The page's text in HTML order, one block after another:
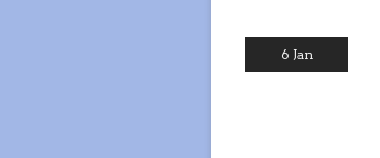
6 Jan